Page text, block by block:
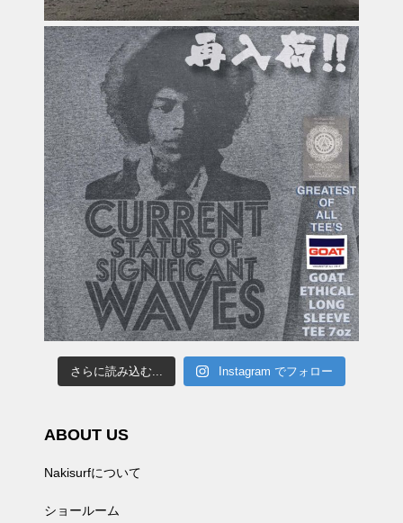
さらに読み込む... Instagram でフォロー
ABOUT US
Nakisurfについて
ショールーム